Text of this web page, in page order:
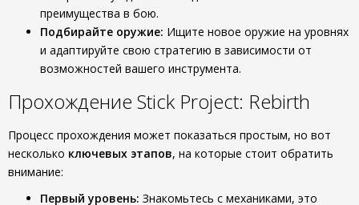
преимущества в бою.
Подбирайте оружие: Ищите новое оружие на уровнях
и адаптируйте свою стратегию в зависимости от
возможностей вашего инструмента.
Прохождение Stick Project: Rebirth
Процесс прохождения может показаться простым, но вот
несколько ключевых этапов, на которые стоит обратить
внимание:
Первый уровень: Знакомьтесь с механиками, это